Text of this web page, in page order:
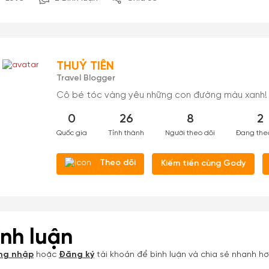
THUỶ TIÊN
Travel Blogger
Cô bé tóc vàng yêu những con đường màu xanh!
0
Quốc gia
26
Tỉnh thành
8
Người theo dõi
2
Đang
Theo dõi Kiếm tiền cùng Gody
luận
nhập hoặc Đăng ký tài khoản để bình luận và chia sẻ nhanh